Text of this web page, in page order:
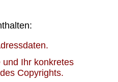
Ihr konkretes
Copyrights.